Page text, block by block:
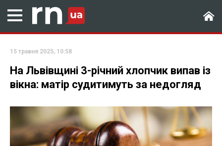
15 травня 2025, 10:58
На Львівщині 3-річний хлопчик випав із
вікна: матір судитимуть за недогляд